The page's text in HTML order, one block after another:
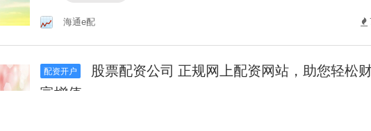
海通e配
配资开户
股票配资公司 正规网上配资网站，助您轻松
富增值